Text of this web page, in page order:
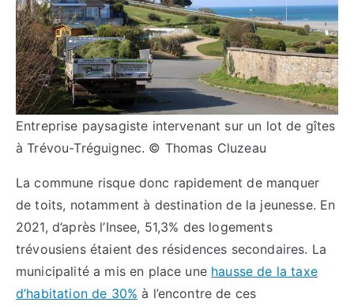
Entreprise paysagiste intervenant sur un lot de gîtes
à Trévou-Tréguignec. © Thomas Cluzeau
La commune risque donc rapidement de manquer
de toits, notamment à destination de la jeunesse. En
2021, d’après l’Insee, 51,3% des logements
trévousiens étaient des résidences secondaires. La
municipalité a mis en place une hausse de la taxe
d’habitation de 30% à l’encontre de ces